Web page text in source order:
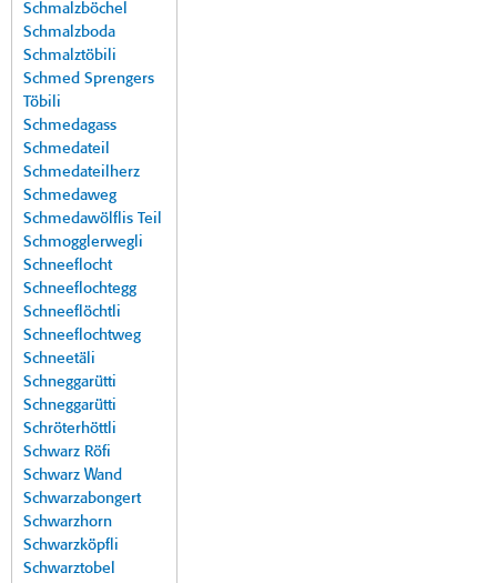
Schmalzböchel
Schmalzboda
Schmalztöbili
Schmed Sprengers
Töbili
Schmedagass
Schmedateil
Schmedateilherz
Schmedaweg
Schmedawölflis Teil
Schmogglerwegli
Schneeflocht
Schneeflochtegg
Schneeflöchtli
Schneeflochtweg
Schneetäli
Schneggarütti
Schneggarütti
Schröterhöttli
Schwarz Röfi
Schwarz Wand
Schwarzabongert
Schwarzhorn
Schwarzköpfli
Schwarztobel